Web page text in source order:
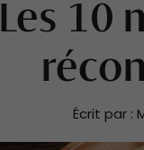
Les 10
Écrit par :